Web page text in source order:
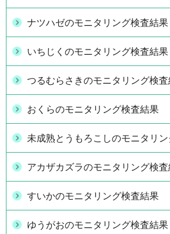
ナツハゼのモニタリング検査結果
いちじくのモニタリング検査結果
つるむらさきのモニタリング検
おくらのモニタリング検査結果
未成熟とうもろこしのモニタリ
アカザカズラのモニタリング検
すいかのモニタリング検査結果
ゆうがおのモニタリング検査結果